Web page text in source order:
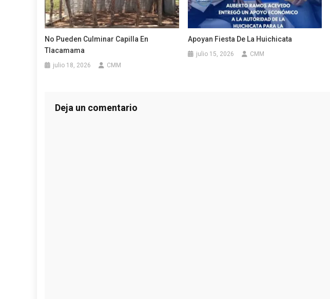
No Pueden Culminar Capilla En
Tlacamama
julio 18, 2026 CMM
Apoyan Fiesta De La Huichicata
julio 15, 2026 CMM
Deja un comentario